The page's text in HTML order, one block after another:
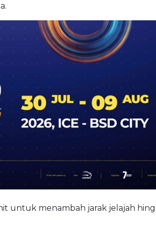
untuk menambah jarak jelajah